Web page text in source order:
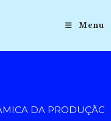
Menu
DA